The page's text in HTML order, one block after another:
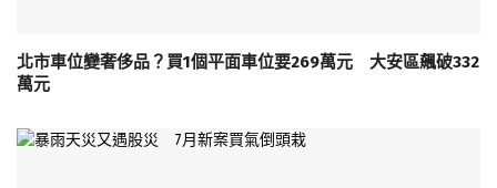
北市車位變奢侈品？買1個平面車位要269萬元 大安區飆破332
萬元